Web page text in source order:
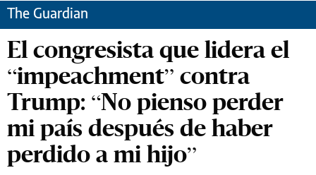
The Guardian
El congresista que lidera el
“impeachment” contra
Trump: “No pienso perder
mi país después de haber
perdido a mi hijo”